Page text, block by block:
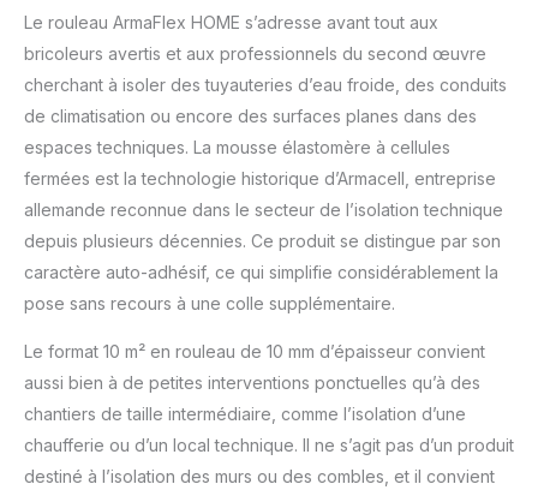
Pas d'affaissement,
pas de perte
d'isolation. Formule à
faible odeur
utilisation en intérieur
Le rouleau ArmaFlex HOME s’adresse avant tout aux
bricoleurs avertis et aux professionnels du second œuvre
cherchant à isoler des tuyauteries d’eau froide, des conduits
de climatisation ou encore des surfaces planes dans des
espaces techniques. La mousse élastomère à cellules
fermées est la technologie historique d’Armacell, entreprise
allemande reconnue dans le secteur de l’isolation technique
depuis plusieurs décennies. Ce produit se distingue par son
caractère auto-adhésif, ce qui simplifie considérablement la
pose sans recours à une colle supplémentaire.
Le format 10 m² en rouleau de 10 mm d’épaisseur convient
aussi bien à de petites interventions ponctuelles qu’à des
chantiers de taille intermédiaire, comme l’isolation d’une
chaufferie ou d’un local technique. Il ne s’agit pas d’un produit
destiné à l’isolation des murs ou des combles, et il convient